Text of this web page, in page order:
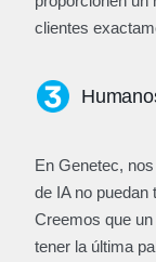
clientes
En Genetec,
de IA no
Creemos que
tener la última